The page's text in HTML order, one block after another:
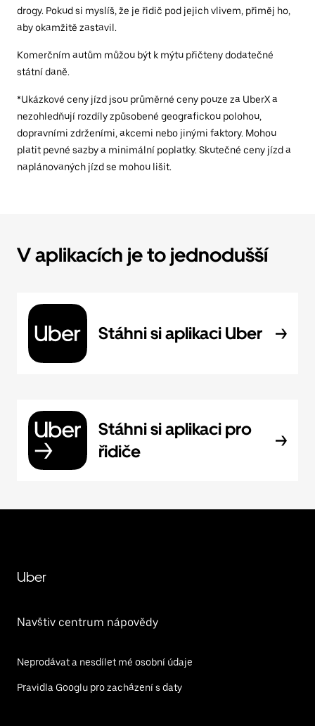
drogy. Pokud si myslíš, že je řidič pod jejich vlivem, přiměj ho,
aby okamžitě zastavil.
Komerčním autům můžou být k mýtu přičteny dodatečné
státní daně.
*Ukázkové ceny jízd jsou průměrné ceny pouze za UberX a
nezohledňují rozdíly způsobené geografickou polohou,
dopravními zdrženími, akcemi nebo jinými faktory. Mohou
platit pevné sazby a minimální poplatky. Skutečné ceny jízd a
naplánovaných jízd se mohou lišit.
V aplikacích je to jednodušší
Stáhni si aplikaci Uber
Stáhni si aplikaci pro
řidiče
Uber
Navštiv centrum nápovědy
Neprodávat a nesdílet mé osobní údaje
Pravidla Googlu pro zacházení s daty